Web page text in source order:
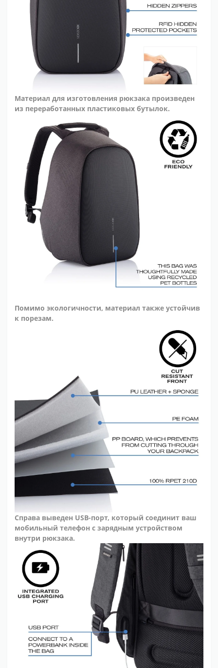
Материал для изготовления рюкзака произведен
из переработанных пластиковых бутылок.
Помимо экологичности, материал также устойчив
к порезам.
Справа выведен USB-порт, который соединит ваш
мобильный телефон с зарядным устройством
внутри рюкзака.